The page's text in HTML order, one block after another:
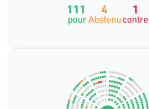
111
pour
4
Abstenu
1
contre